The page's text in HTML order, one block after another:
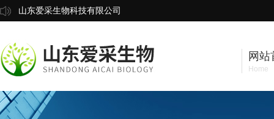
山东爱采生物科技有限公司
网站
Home